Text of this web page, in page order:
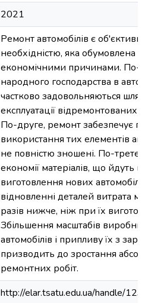
2021
Ремонт автомобілів є
необхідністю, яка обумовлена
економічними причинами. По-
народного господарства в
частково задовольняються
експлуатації відремонтованих
По-друге, ремонт забезпечує
використання тих елементів
не повністю зношені. По-
економії матеріалів, що йдуть
виготовлення нових
відновленні деталей витрата
разів нижче, ніж при їх
Збільшення масштабів
автомобілів і припливу їх з
призводить до зростання
ремонтних робіт.
http://elar.tsatu.edu.ua/handle/